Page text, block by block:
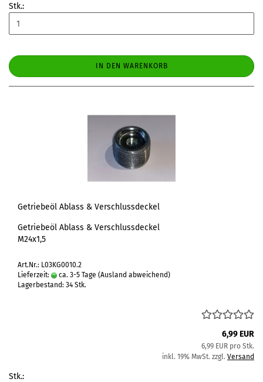
Stk.:
IN DEN WARENKORB
Getriebeöl Ablass & Verschlussdeckel
Getriebeöl Ablass & Verschlussdeckel
M24x1,5
Art.Nr.: L03KG0010.2
Lieferzeit:
ca. 3-5 Tage (Ausland abweichend)
Lagerbestand: 34 Stk.
6,99 EUR
6,99 EUR pro Stk.
inkl. 19% MwSt. zzgl. Versand
Stk.: